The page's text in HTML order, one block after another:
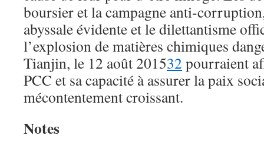
boursier et la campagne anti-
abyssale évidente et le dilettantisme
l’explosion de matières chimiques
Tianjin, le 12 août 201532 pourraient
PCC et sa capacité à assurer la paix
mécontentement croissant.
Notes